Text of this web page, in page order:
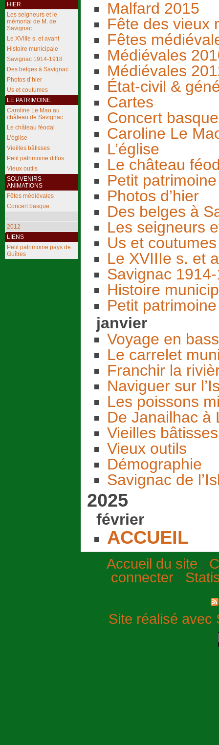
Malfard 2015
Fête des vieux
Fêtes
Médiévales
Médiévales
État-civil &
Cartes
Concert basque
Caroline Le
L’église
Le château
Petit
Photos d’hier
Des belges à
Les seigneurs
Us et coutumes
Le XVIIIe s. et
Savignac
Histoire
Petit
janvier
Voyage en
Le carrelet
Franchir la
Naviguer sur
Les poissons
De Janailhac à
Vieilles bâtisses
Vieux outils
Démographie
Savignac de
2025
février
ACCUEIL
HIER
Les seigneurs et le
mémorial de M. de
Savignac
Le XVIIIe s. et avant
Histoire municipale
Savignac 1914-1918
Des belges à Savignac
Photos d’hier
Us et coutumes
LE PATRIMOINE
Caroline Le Mao au
château de Savignac
Le château féodal
L’église
Vieilles bâtisses
Petit patrimoine diffus
Vieux outils
SOUVENIRS -
ANIMATIONS
Fêtes médiévales
Concert basque
.
2012
LIENS
Petit patrimoine pays de
Guîtres
Accueil du site |
connecter|
Site réalisé avec